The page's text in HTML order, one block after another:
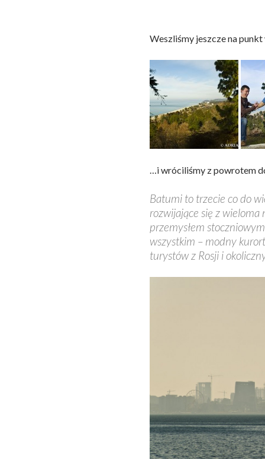
Weszliśmy jeszcze na
…i wróciliśmy z powrotem
Batumi to trzecie co do
rozwijające się z
przemysłem
wszystkim – modny
turystów z Rosji i